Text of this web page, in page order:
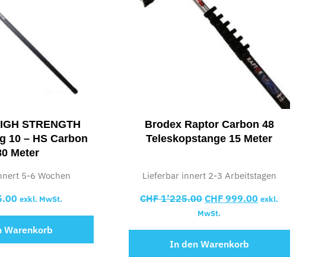
STRENGTH
10 – HS Carbon
Meter
5-6 Wochen
exkl. MwSt.
Warenkorb
Brodex Raptor Carbon 48
Teleskopstange 15 Meter
Lieferbar innert 2-3 Arbeitstagen
CHF1’225.00 CHF 999.00 exkl.
MwSt.
In den Warenkorb